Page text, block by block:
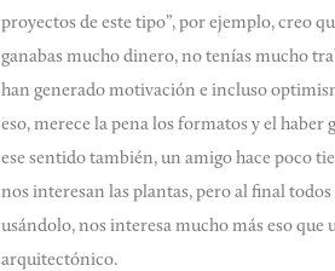
proyectos de este tipo”, por ejemplo, creo
ganabas mucho dinero, no tenías mucho
han generado motivación e incluso
eso, merece la pena los formatos y el
ese sentido también, un amigo hace poco
nos interesan las plantas, pero al final
usándolo, nos interesa mucho más eso
arquitectónico.